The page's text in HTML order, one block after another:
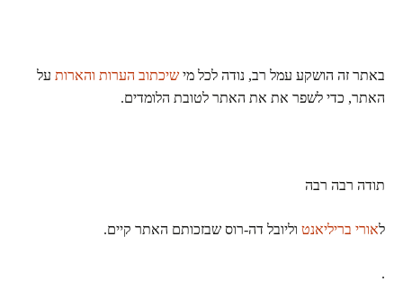
באתר זה הושקע עמל רב, נודה לכל מי שיכתוב הערות והארות על
האתר, כדי לשפר את את האתר לטובת הלומדים.
תודה רבה רבה
לאורי בריליאנט וליובל דה-רוס שבזכותם האתר קיים.
.